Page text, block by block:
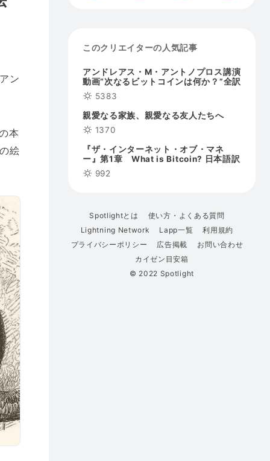
ン
本
絵
このクリエイターの人気記事
アンドレアス・M・アントノプロス講演
動画“次なるビットコインは何か？”全訳
5383
親愛なる家族、親愛なる友人たちへ
1370
『ザ・インターネット・オブ・マネ
ー』第1章 What is Bitcoin? 日本語訳
992
Spotlightとは
使い方・よくある質問
Lightning Network
Lapp一覧
利用規約
プライバシーポリシー
広告掲載
お問い合わせ
カイゼン目安箱
© 2022 Spotlight